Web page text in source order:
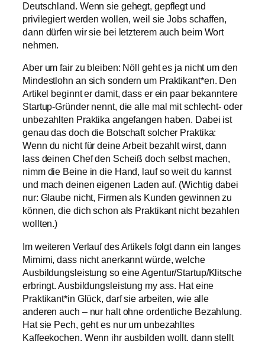
Deutschland. Wenn sie gehegt, gepflegt und
privilegiert werden wollen, weil sie Jobs schaffen,
dann dürfen wir sie bei letzterem auch beim Wort
nehmen.
Aber um fair zu bleiben: Nöll geht es ja nicht um den
Mindestlohn an sich sondern um Praktikant*en. Den
Artikel beginnt er damit, dass er ein paar bekanntere
Startup-Gründer nennt, die alle mal mit schlecht- oder
unbezahlten Praktika angefangen haben. Dabei ist
genau das doch die Botschaft solcher Praktika:
Wenn du nicht für deine Arbeit bezahlt wirst, dann
lass deinen Chef den Scheiß doch selbst machen,
nimm die Beine in die Hand, lauf so weit du kannst
und mach deinen eigenen Laden auf. (Wichtig dabei
nur: Glaube nicht, Firmen als Kunden gewinnen zu
können, die dich schon als Praktikant nicht bezahlen
wollten.)
Im weiteren Verlauf des Artikels folgt dann ein langes
Mimimi, dass nicht anerkannt würde, welche
Ausbildungsleistung so eine Agentur/Startup/Klitsche
erbringt. Ausbildungsleistung my ass. Hat eine
Praktikant*in Glück, darf sie arbeiten, wie alle
anderen auch – nur halt ohne ordentliche Bezahlung.
Hat sie Pech, geht es nur um unbezahltes
Kaffeekochen. Wenn ihr ausbilden wollt, dann stellt